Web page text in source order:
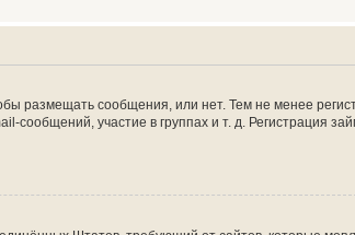
размещать сообщения, или нет. Тем не менее
участие в группах и т. д. Регистрация